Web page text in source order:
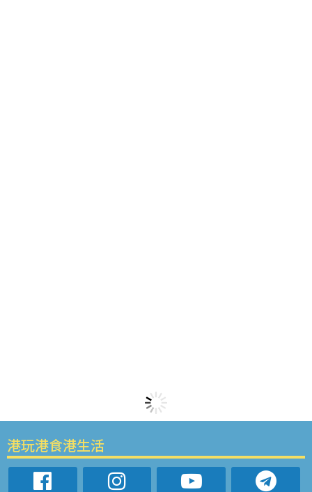
港玩港食港生活